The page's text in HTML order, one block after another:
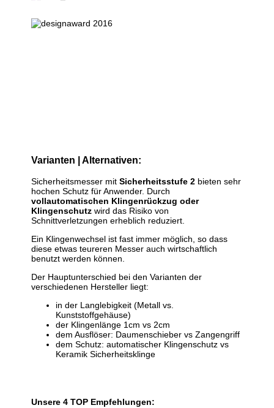
Varianten | Alternativen:
Sicherheitsmesser mitSicherheitsstufe 2 bieten sehr
hochen Schutz für Anwender. Durch
vollautomatischen Klingenrückzug oder
Klingenschutzwird das Risiko von
Schnittverletzungen erheblich reduziert.
Ein Klingenwechsel ist fast immer möglich, so dass
diese etwas teureren Messer auch wirtschaftlich
benutzt werden können.
Der Hauptunterschied bei den Varianten der
verschiedenen Hersteller liegt:
in der Langlebigkeit (Metall vs.
Kunststoffgehäuse)
der Klingenlänge 1cm vs 2cm
dem Ausflöser: Daumenschieber vs Zangengriff
dem Schutz: automatischer Klingenschutz vs
Keramik Sicherheitsklinge
Unsere 4 TOP Empfehlungen: